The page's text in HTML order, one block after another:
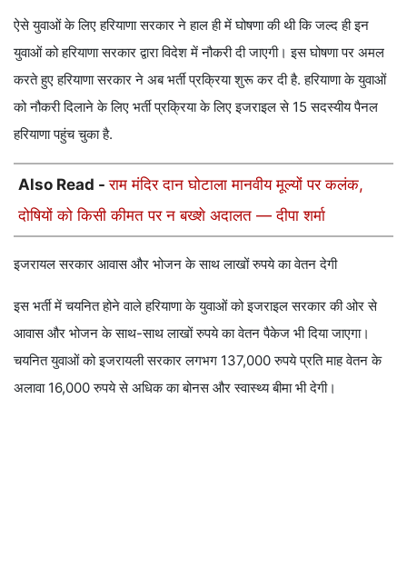
ऐसे युवाओं के लिए हरियाणा सरकार ने हाल ही में घोषणा की थी कि जल्द ही इन
युवाओं को हरियाणा सरकार द्वारा विदेश में नौकरी दी जाएगी। इस घोषणा पर अमल
करते हुए हरियाणा सरकार ने अब भर्ती प्रक्रिया शुरू कर दी है. हरियाणा के युवाओं
को नौकरी दिलाने के लिए भर्ती प्रक्रिया के लिए इजराइल से 15 सदस्यीय पैनल
हरियाणा पहुंच चुका है.
Also Read -राम मंदिर दान घोटाला मानवीय मूल्यों पर कलंक,
दोषियों को किसी कीमत पर न बख्शे अदालत — दीपा शर्मा
इजरायल सरकार आवास और भोजन के साथ लाखों रुपये का वेतन देगी
इस भर्ती में चयनित होने वाले हरियाणा के युवाओं को इजराइल सरकार की ओर से
आवास और भोजन के साथ-साथ लाखों रुपये का वेतन पैकेज भी दिया जाएगा।
चयनित युवाओं को इजरायली सरकार लगभग 137,000 रुपये प्रति माह वेतन के
अलावा 16,000 रुपये से अधिक का बोनस और स्वास्थ्य बीमा भी देगी।